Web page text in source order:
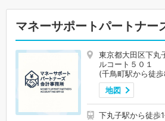
マネーサポートパートナー
東京都大田区下丸
ルコート５０１
(千鳥町駅から徒
地図
下丸子駅から徒歩